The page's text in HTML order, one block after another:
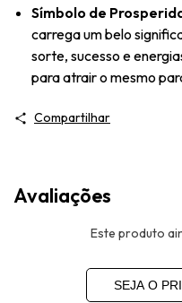
Símbolo de
carrega um belo
sorte, sucesso e
para atrair o mesmo
Compartilhar
Avaliações
Este produto
SEJA O